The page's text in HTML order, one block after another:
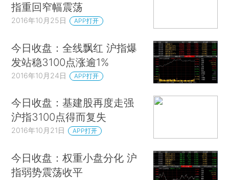
指重回窄幅震荡
2016年10月25日 APP打开
今日收盘：全线飘红 沪指爆
发站稳3100点涨逾1%
2016年10月24日 APP打开
今日收盘：基建股再度走强
沪指3100点得而复失
2016年10月21日 APP打开
今日收盘：权重小盘分化 沪
指弱势震荡收平